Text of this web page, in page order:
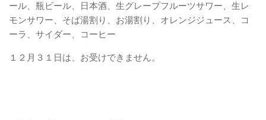
ール、瓶ビール、日本酒、生グレープフルーツサワー、生レ
モンサワー、そば湯割り、お湯割り、オレンジジュース、コ
ーラ、サイダー、コーヒー
１２月３１日は、お受けできません。